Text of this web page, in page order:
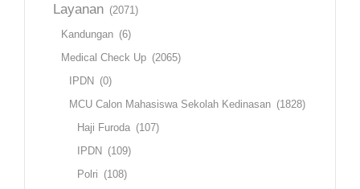
Layanan (2071)
Kandungan (6)
Medical Check Up (2065)
IPDN (0)
MCU Calon Mahasiswa Sekolah Kedinasan (1828)
Haji Furoda (107)
IPDN (109)
Polri (108)